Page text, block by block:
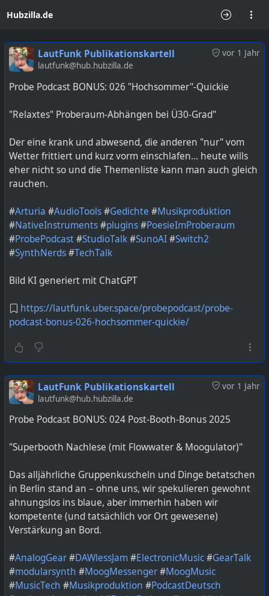
Hubzilla.de
vor 1 Jahr
LautFunk Publikationskartell
lautfunk@hub.hubzilla.de
Probe Podcast BONUS: 026 "Hochsommer"-Quickie
"Relaxtes" Proberaum-Abhängen bei Ü30-Grad"
Der eine krank und abwesend, die anderen "nur" vom
Wetter frittiert und kurz vorm einschlafen... heute wills
eher nicht so und die Themenliste kann man auch gleich
rauchen.
#Arturia #AudioTools#Gedichte #Musikproduktion
#NativeInstruments#plugins#PoesieImProberaum
#ProbePodcast#StudioTalk#SunoAI#Switch2
#SynthNerds#TechTalk
Bild KI generiert mit ChatGPT
https://lautfunk.uber.space/probepodcast/probe-
podcast-bonus-026-hochsommer-quickie/
vor 1 Jahr
LautFunk Publikationskartell
lautfunk@hub.hubzilla.de
Probe Podcast BONUS: 024 Post-Booth-Bonus 2025
"Superbooth Nachlese (mit Flowwater & Moogulator)"
Das alljährliche Gruppenkuscheln und Dinge betatschen
in Berlin stand an – ohne uns, wir spekulieren gewohnt
ahnungslos ins blaue, aber immerhin haben wir
kompetente (und tatsächlich vor Ort gewesene)
Verstärkung an Bord.
#AnalogGear#DAWlessJam#ElectronicMusic#GearTalk
#modularsynth #MoogMessenger#MoogMusic
#MusicTech #Musikproduktion #PodcastDeutsch